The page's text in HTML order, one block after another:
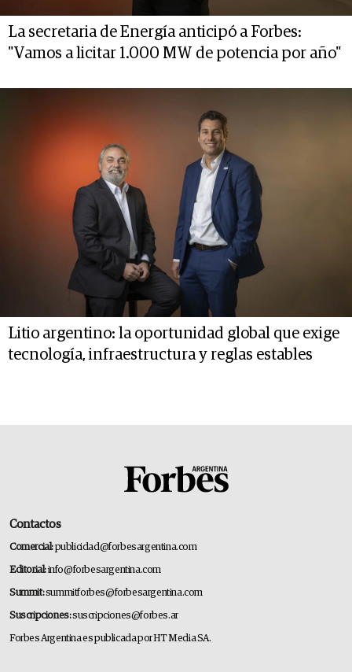
La secretaria de Energía anticipó a Forbes:
"Vamos a licitar 1.000 MW de potencia por año"
Litio argentino: la oportunidad global que exige
tecnología, infraestructura y reglas estables
Contactos
Comercial:publicidad@forbesargentina.com
Editorial:info@forbesargentina.com
Summit:summitforbes@forbesargentina.com
Suscripciones:suscripciones@forbes.ar
Forbes Argentina es publicada por HT Media SA.